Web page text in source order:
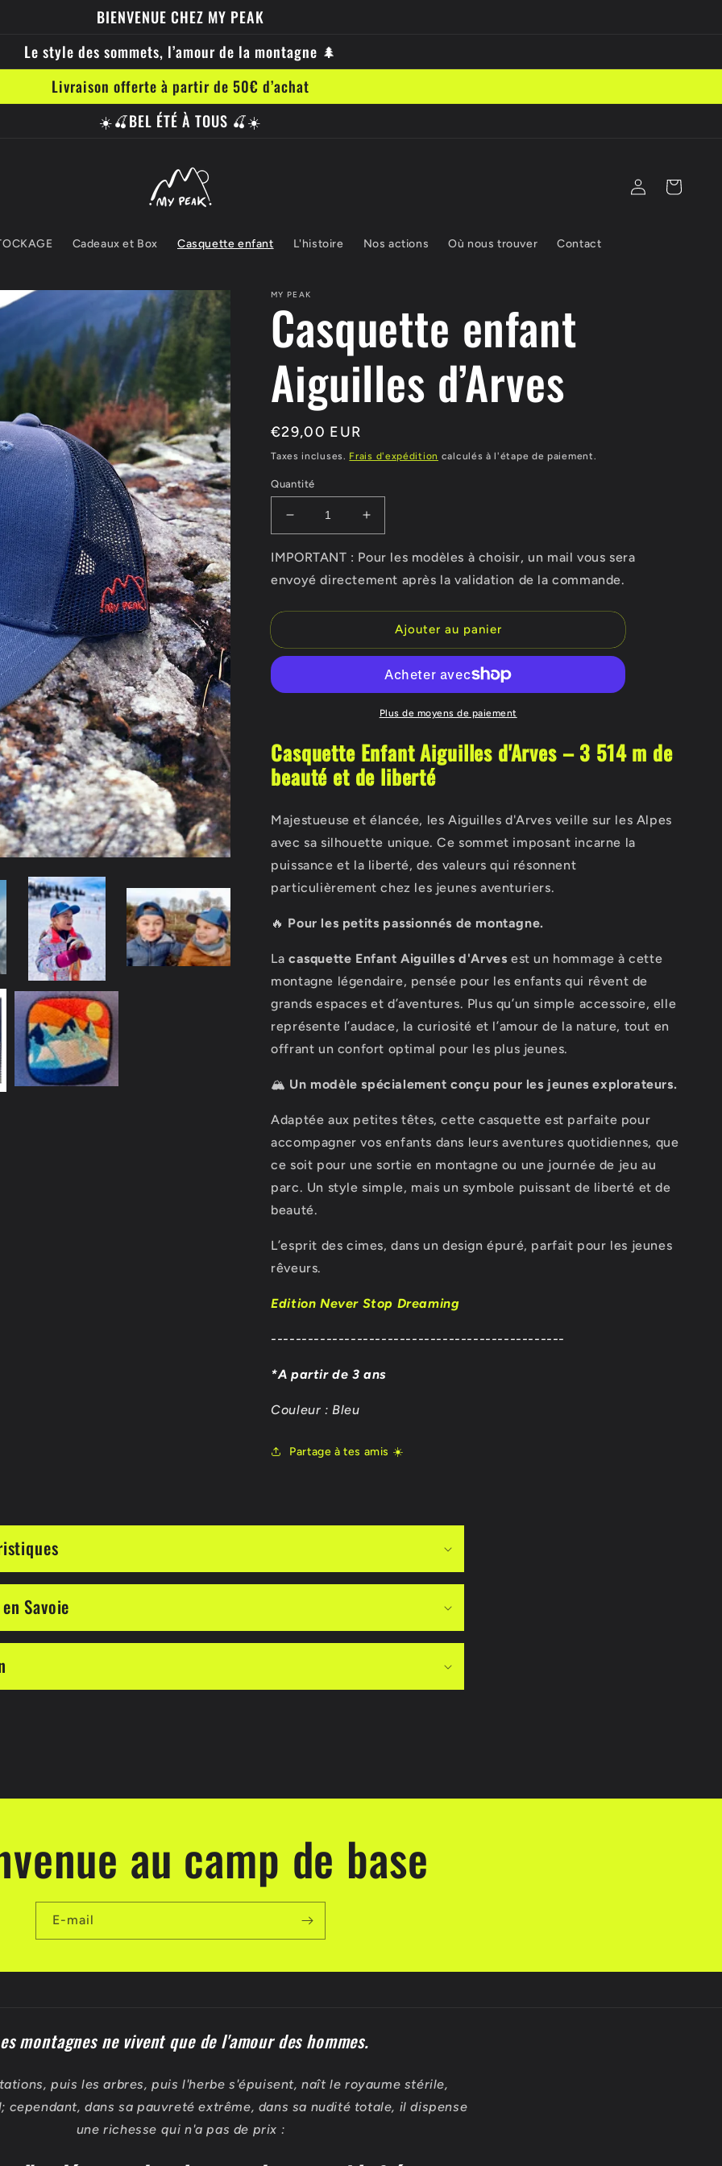
BIENVENUE CHEZ MY PEAK
Le style des sommets, l’amour de la montagne 🌲
Livraison offerte à partir de 50€ d’achat
☀️🍒BEL ÉTÉ À TOUS 🍒☀️
Cadeaux et Box Casquette enfant L'histoire Nos actions Où nous trouver Contact
ConnexionPanier
MY PEAK
Casquette enfant
Aiguilles d’Arves
Prix
habituel
€29,00 EUR
Taxes incluses. Frais d'expédition calculés à l'étape de paiement.
Quantité
Réduire
la
quantité
Casquette
Augmenter
la
quantité
Casquette
Aiguilles
d’Arves
IMPORTANT : Pour les modèles à choisir, un mail vous sera
envoyé directement après la validation de la commande.
Ajouter au panier
Plus de moyens de paiement
Casquette Enfant Aiguilles d'Arves – 3 514 m de
beauté et de liberté
Majestueuse et élancée, les Aiguilles d'Arves veille sur les Alpes
avec sa silhouette unique. Ce sommet imposant incarne la
puissance et la liberté, des valeurs qui résonnent
particulièrement chez les jeunes aventuriers.
🔥 Pour les petits passionnés de montagne.
La casquette Enfant Aiguilles d'Arves est un hommage à cette
montagne légendaire, pensée pour les enfants qui rêvent de
grands espaces et d’aventures. Plus qu’un simple accessoire, elle
représente l’audace, la curiosité et l’amour de la nature, tout en
offrant un confort optimal pour les plus jeunes.
🏔️ Un modèle spécialement conçu pour les jeunes explorateurs.
Adaptée aux petites têtes, cette casquette est parfaite pour
accompagner vos enfants dans leurs aventures quotidiennes, que
ce soit pour une sortie en montagne ou une journée de jeu au
parc. Un style simple, mais un symbole puissant de liberté et de
beauté.
L’esprit des cimes, dans un design épuré, parfait pour les jeunes
rêveurs.
Edition Never Stop Dreaming
------------------------------------------------
*A partir de 3 ans
Couleur : Bleu
Partage à tes amis ☀️
Savoie
au camp de base
E-mail
montagnes ne vivent que de l'amour des hommes.
puis les arbres, puis l'herbe s'épuisent, naît le royaume stérile,
cependant, dans sa pauvreté extrême, dans sa nudité totale, il dispense
une richesse qui n'a pas de prix :